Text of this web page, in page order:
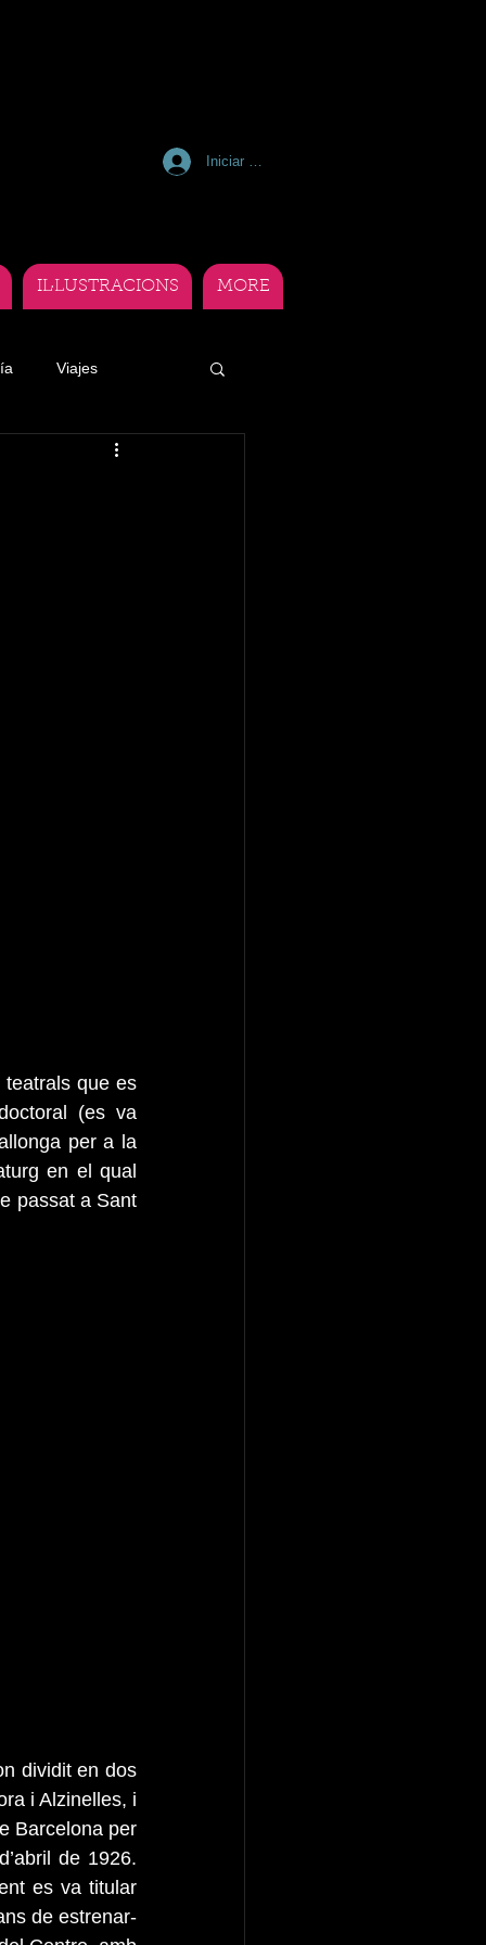
Iniciar sesión
IL·LUSTRACIONS MORE
Viajes
teatrals que es
(es va
per a la
en el qual
passat a Sant
dividit en dos
i Alzinelles, i
Barcelona per
de 1926.
es va titular
de estrenar-